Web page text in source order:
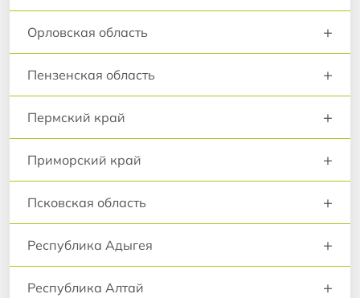
Орловская область +
Пензенская область +
Пермский край +
Приморский край +
Псковская область +
Республика Адыгея +
Республика Алтай +